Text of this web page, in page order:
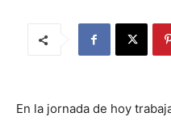
En la jornada de hoy